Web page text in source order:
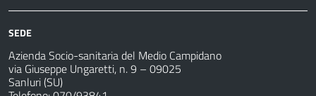
SEDE
Azienda Socio-sanitaria del Medio Campidano
via Giuseppe Ungaretti, n. 9 – 09025
Sanluri (SU)